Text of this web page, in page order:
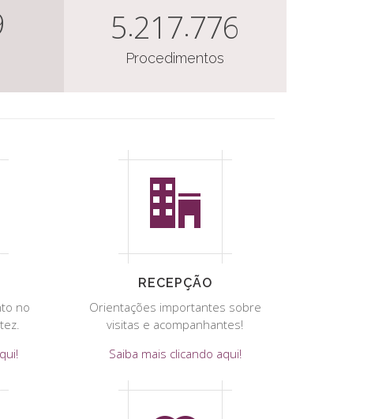
5 217 776
Procedimentos
no
RECEPÇÃO
Orientações importantes sobre
visitas e acompanhantes!
Saiba mais clicando aqui!